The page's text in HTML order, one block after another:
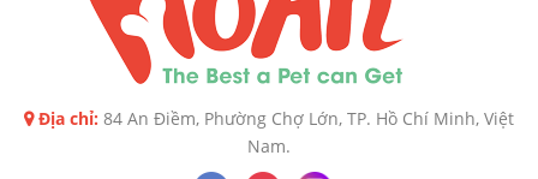
Địa chỉ: 84 An Điềm, Phường Chợ Lớn, TP. Hồ Chí Minh, Việt
Nam.